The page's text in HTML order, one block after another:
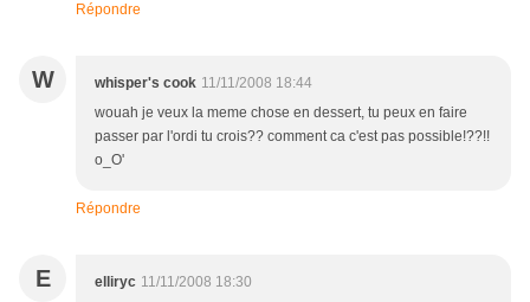
Répondre
W whisper's cook 11/11/2008 18:44
wouah je veux la meme chose en dessert, tu peux en faire
passer par l'ordi tu crois?? comment ca c'est pas possible!??!!
o_O'
Répondre
E elliryc 11/11/2008 18:30